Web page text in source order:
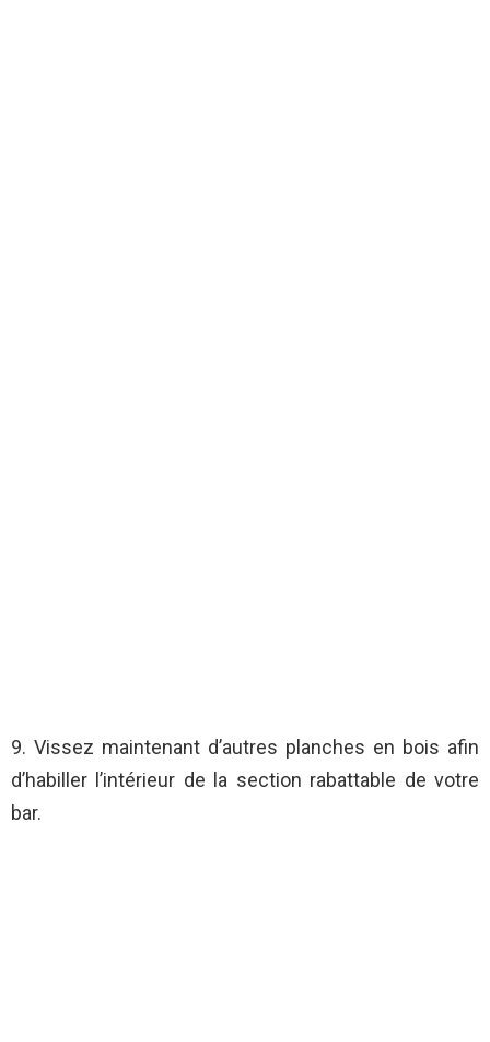
9. Vissez maintenant d’autres planches en bois afin
d’habiller l’intérieur de la section rabattable de votre
bar.